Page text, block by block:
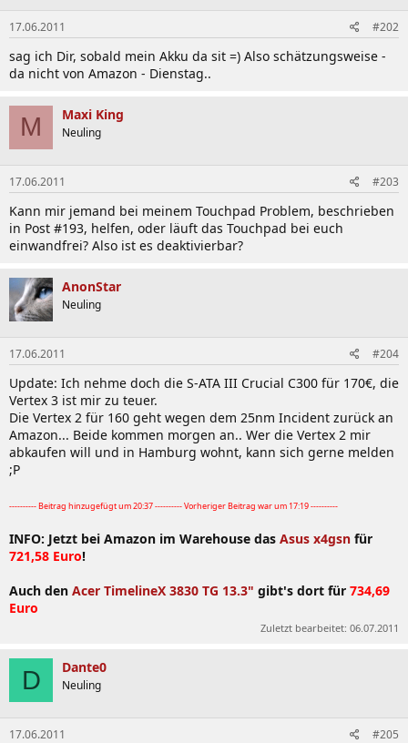
17.06.2011 #202
sag ich Dir, sobald mein Akku da sit =) Also schätzungsweise -
da nicht von Amazon - Dienstag..
M Maxi King
Neuling
17.06.2011 #203
Kann mir jemand bei meinem Touchpad Problem, beschrieben
in Post #193, helfen, oder läuft das Touchpad bei euch
einwandfrei? Also ist es deaktivierbar?
AnonStar
Neuling
17.06.2011 #204
Update: Ich nehme doch die S-ATA III Crucial C300 für 170€, die
Vertex 3 ist mir zu teuer.
Die Vertex 2 für 160 geht wegen dem 25nm Incident zurück an
Amazon... Beide kommen morgen an.. Wer die Vertex 2 mir
abkaufen will und in Hamburg wohnt, kann sich gerne melden
;P
---------- Beitrag hinzugefügt um 20:37 ---------- Vorheriger Beitrag war um 17:19 ----------
INFO: Jetzt bei Amazon im Warehouse das Asus x4gsn für
721,58 Euro!
Auch den Acer TimelineX 3830 TG 13.3" gibt's dort für 734,69
Euro
Zuletzt bearbeitet: 06.07.2011
D Dante0
Neuling
17.06.2011 #205